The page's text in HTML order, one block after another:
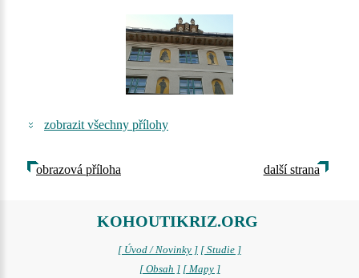
zobrazit všechny přílohy
obrazová příloha další strana
KOHOUTIKRIZ.ORG
[ Úvod / Novinky ] [ Studie ]
[ Obsah ] [ Mapy ]